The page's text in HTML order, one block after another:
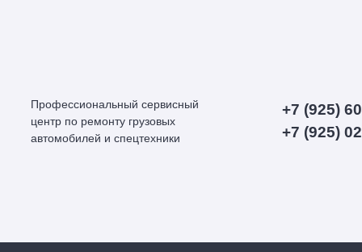
Профессиональный сервисный
центр по ремонту грузовых
автомобилей и спецтехники
+7 (925)
+7 (925)